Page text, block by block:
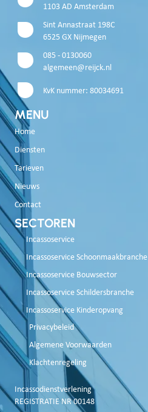
1103 AD Amsterdam
Sint Annastraat 198C
6525 GX Nijmegen
085 - 0130060
algemeen@reijck.nl
KvK nummer: 80034691
MENU
Home
Diensten
Tarieven
Nieuws
Contact
SECTOREN
Incassoservice
Incassoservice Schoonmaakbranche
Incassoservice Bouwsector
Incassoservice Schildersbranche
Incassoservice Kinderopvang
Privacybeleid
Algemene Voorwaarden
Klachtenregeling
Incassodienstverlening
REGISTRATIE NR 00148